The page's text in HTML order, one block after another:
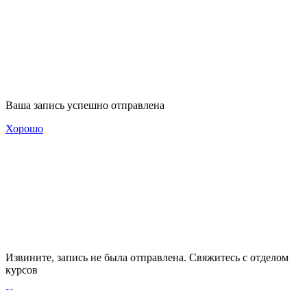
Ваша запись успешно отправлена
Хорошо
Извините, запись не была отправлена. Свяжитесь с отделом
курсов